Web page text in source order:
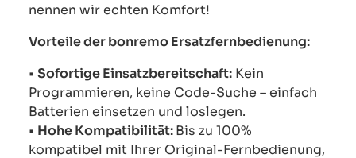
nennen wir echten Komfort!
Vorteile der bonremo Ersatzfernbedienung:
• Sofortige Einsatzbereitschaft: Kein
Programmieren, keine Code-Suche – einfach
Batterien einsetzen und loslegen.
• Hohe Kompatibilität:Bis zu 100%
kompatibel mit Ihrer Original-Fernbedienung,